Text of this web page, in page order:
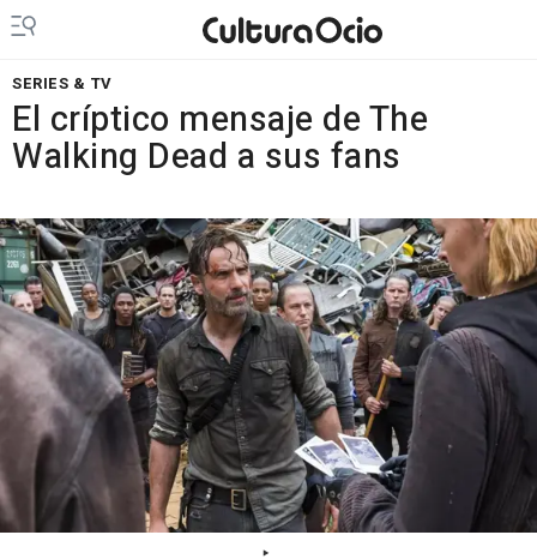
SERIES & TV
El críptico mensaje de The
Walking Dead a sus fans